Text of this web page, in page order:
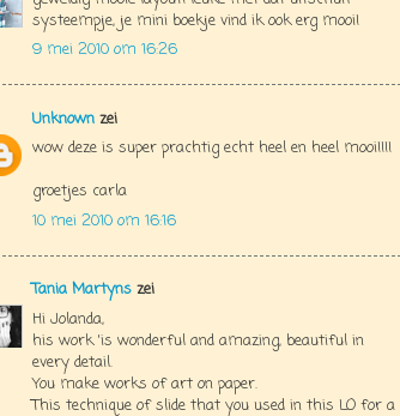
systeempje, je mini boekje vind ik ook erg mooi!
9 mei 2010 om 16:26
Unknown zei
wow deze is super prachtig echt heel en heel mooi!!!!
groetjes carla
10 mei 2010 om 16:16
Tania Martyns zei
Hi Jolanda,
his work 'is wonderful and amazing, beautiful in
every detail.
You make works of art on paper.
This technique of slide that you used in this LO for a